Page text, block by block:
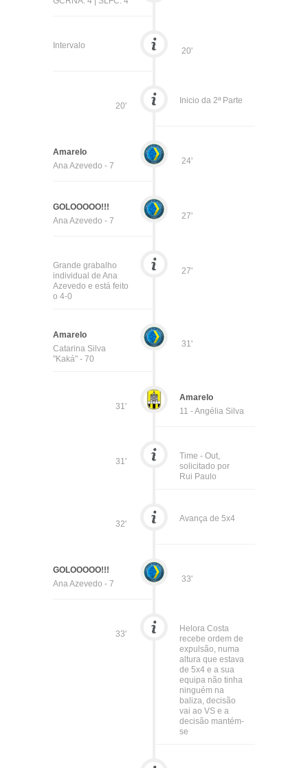
20'
Intervalo
20'
Inicio da 2ª Parte
24'
Amarelo
Ana Azevedo - 7
27'
GOLOOOOO!!!
Ana Azevedo - 7
27'
Grande grabalho
individual de Ana
Azevedo e está feito
o 4-0
31'
Amarelo
Catarina Silva
"Kaká" - 70
31'
Amarelo
11 - Angélia Silva
31'
Time - Out,
solicitado por
Rui Paulo
32'
Avança de 5x4
33'
GOLOOOOO!!!
Ana Azevedo - 7
33'
Helora Costa
recebe ordem de
expulsão, numa
altura que estava
de 5x4 e a sua
equipa não tinha
ninguém na
baliza, decisão
vai ao VS e a
decisão mantém-
se